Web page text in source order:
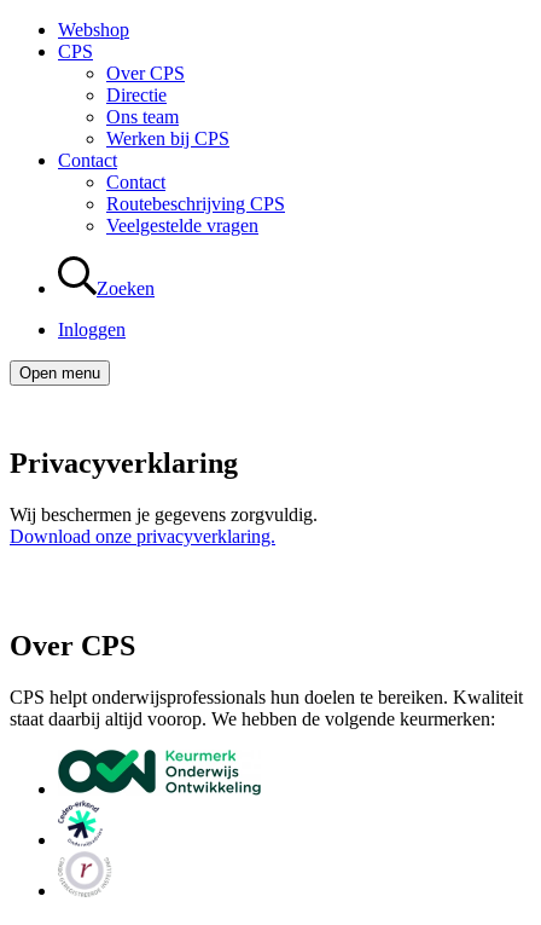
Webshop
CPS
Over CPS
Directie
Ons team
Werken bij CPS
Contact
Contact
Routebeschrijving CPS
Veelgestelde vragen
Zoeken
Inloggen
Open menu
Privacyverklaring
Wij beschermen je gegevens zorgvuldig.
Download onze privacyverklaring.
Over CPS
CPS helpt onderwijsprofessionals hun doelen te bereiken. Kwaliteit
staat daarbij altijd voorop. We hebben de volgende keurmerken: